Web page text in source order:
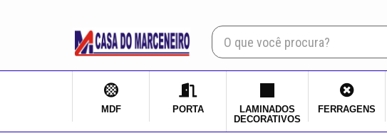
MDF PORTA
LAMINADOS
DECORATIVOS
FERRAGENS